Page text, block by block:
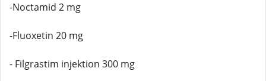
-Noctamid 2 mg
-Fluoxetin 20 mg
- Filgrastim injektion 300 mg